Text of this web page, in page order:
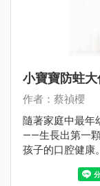
小寶寶防蛀大
作者：蔡禎櫻
隨著家庭中最年
——生長出第一
孩子的口腔健康
供了一項寶貴
以此來防護孩